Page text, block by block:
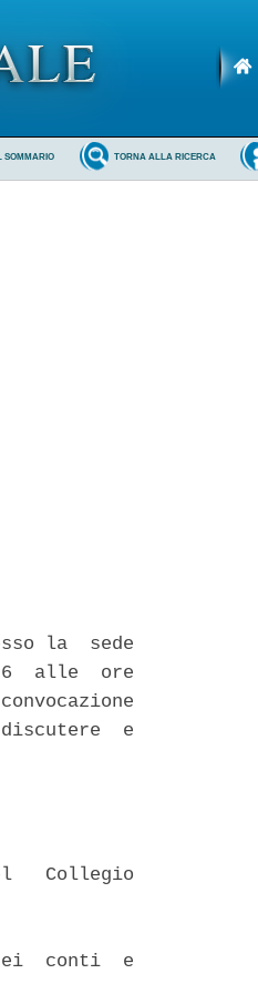
TORNA ALLA RICERCA
SOMMARIO
la  sede
alle  ore
e
Collegio
conti  e